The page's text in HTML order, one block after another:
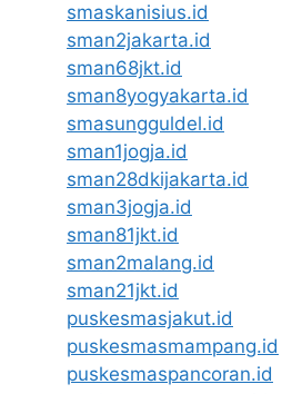
smaskanisius.id
sman2jakarta.id
sman68jkt.id
sman8yogyakarta.id
smasungguldel.id
sman1jogja.id
sman28dkijakarta.id
sman3jogja.id
sman81jkt.id
sman2malang.id
sman21jkt.id
puskesmasjakut.id
puskesmasmampang.id
puskesmaspancoran.id